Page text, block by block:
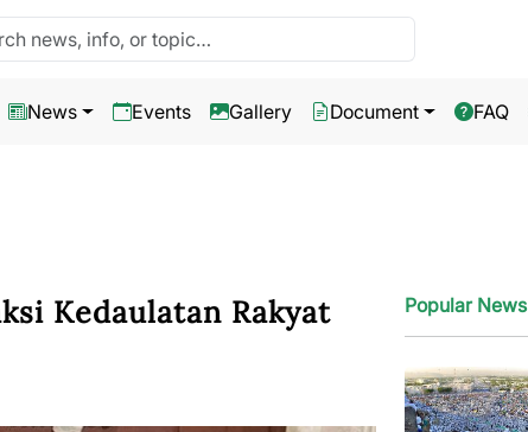
News Events Gallery Document FAQ
Kedaulatan Rakyat Popular News